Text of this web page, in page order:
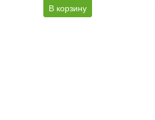
В корзину